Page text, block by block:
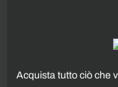
Acquista tutto ciò che